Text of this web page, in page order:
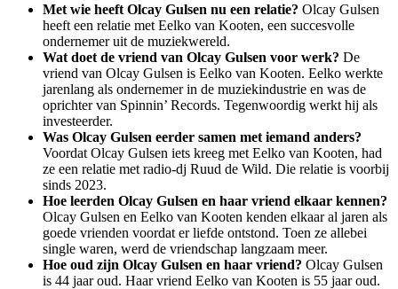
Met wie heeft Olcay Gulsen nu een relatie? Olcay Gulsen
heeft een relatie met Eelko van Kooten, een succesvolle
ondernemer uit de muziekwereld.
Wat doet de vriend van Olcay Gulsen voor werk? De
vriend van Olcay Gulsen is Eelko van Kooten. Eelko werkte
jarenlang als ondernemer in de muziekindustrie en was de
oprichter van Spinnin’ Records. Tegenwoordig werkt hij als
investeerder.
Was Olcay Gulsen eerder samen met iemand anders?
Voordat Olcay Gulsen iets kreeg met Eelko van Kooten, had
ze een relatie met radio-dj Ruud de Wild. Die relatie is voorbij
sinds 2023.
Hoe leerden Olcay Gulsen en haar vriend elkaar kennen?
Olcay Gulsen en Eelko van Kooten kenden elkaar al jaren als
goede vrienden voordat er liefde ontstond. Toen ze allebei
single waren, werd de vriendschap langzaam meer.
Hoe oud zijn Olcay Gulsen en haar vriend? Olcay Gulsen
is 44 jaar oud. Haar vriend Eelko van Kooten is 55 jaar oud.